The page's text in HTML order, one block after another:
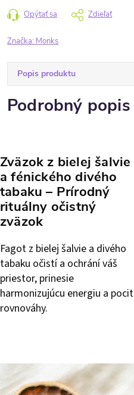
Opýtať sa Zdieľať
Značka: Monks
Popis produktu
Podrobný popis
Zväzok z bielej šalvie
a fénického divého
tabaku– Prírodný
rituálny očistný
zväzok
Fagot z bielej šalvie a divého
tabaku očistí a ochrání váš
priestor, prinesie
harmonizujúcu energiu a pocit
rovnováhy.